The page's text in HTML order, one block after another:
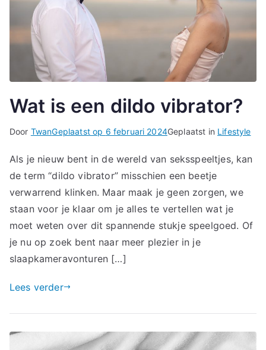
Wat is een dildo vibrator?
Door TwanGeplaatst op 6 februari 2024Geplaatst in Lifestyle
Als je nieuw bent in de wereld van seksspeeltjes, kan
de term “dildo vibrator” misschien een beetje
verwarrend klinken. Maar maak je geen zorgen, we
staan voor je klaar om je alles te vertellen wat je
moet weten over dit spannende stukje speelgoed. Of
je nu op zoek bent naar meer plezier in je
slaapkameravonturen […]
Lees verder